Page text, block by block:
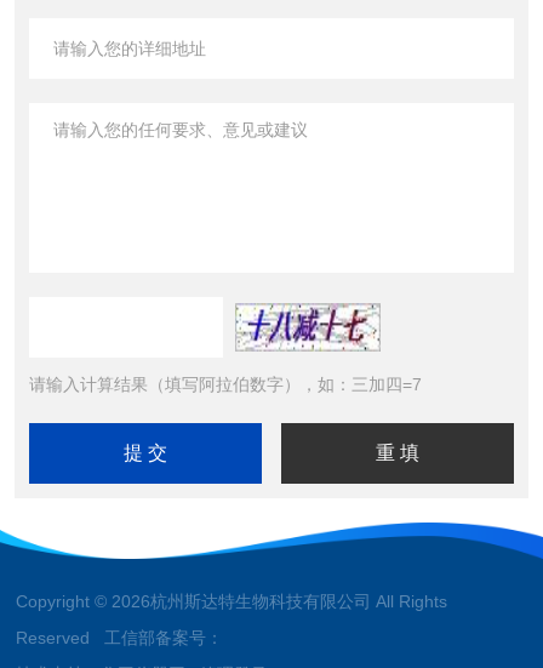
请输入计算结果（填写阿拉伯数字），如：三加四=7
Copyright © 2026杭州斯达特生物科技有限公司 All Rights
Reserved 工信部备案号：